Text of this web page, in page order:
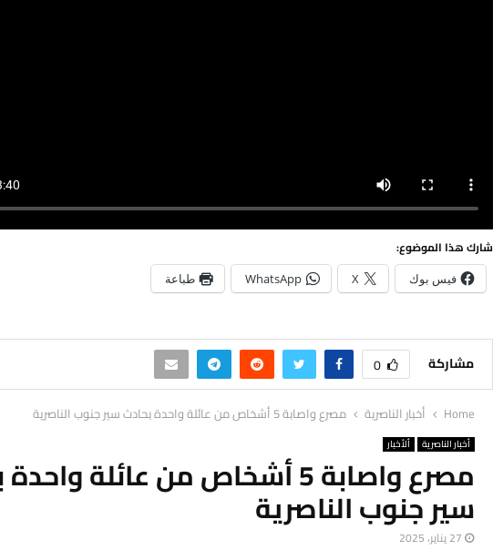
شارك هذا الموضوع:
فيس بوك X
WhatsApp طباعة
مشاركة 0
Home أخبار الناصرية مصرع واصابة 5 أشخاص من عائلة واحدة بحادث سير جنوب الناصرية
أخبار الناصرية ألأخبار
مصرع واصابة 5 أشخاص من عائلة
سير جنوب الناصرية
27 يناير، 2025